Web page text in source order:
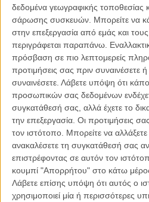
δεδομένα γεωγραφικής τοποθεσίας
σάρωσης συσκευών. Μπορείτε να
στην επεξεργασία από εμάς και
περιγράφεται παραπάνω.
πρόσβαση σε πιο λεπτομερείς
προτιμήσεις σας πριν συναινέσετε
συναινέσετε. Λάβετε υπόψη ότι
προσωπικών σας δεδομένων
συγκατάθεσή σας, αλλά έχετε το
την επεξεργασία. Οι προτιμήσεις
τον ιστότοπο. Μπορείτε να
ανακαλέσετε τη συγκατάθεσή σας
επιστρέφοντας σε αυτόν τον
κουμπί "Απορρήτου" στο κάτω μέρος
Λάβετε επίσης υπόψη ότι αυτός ο
χρησιμοποιεί μία ή περισσότερες
Βιμ Βέντερς
Συνέντευξη
Η επιτυχία είναι
καλύτερο, δεν σε πάει
απλώς ένα ωραίο,
συναίσθημα.»